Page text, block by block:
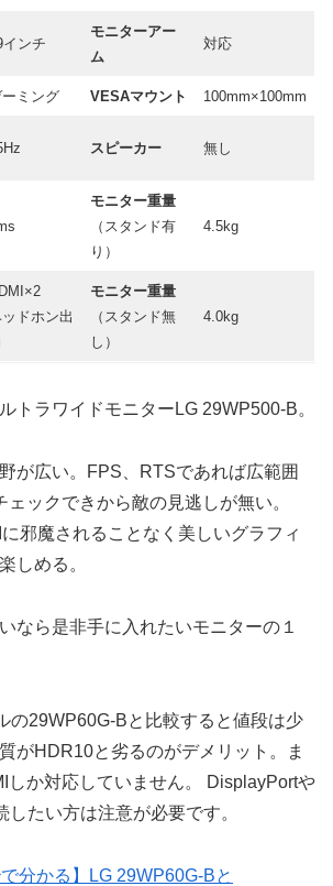
インチ
モニターアー
ム
対応
ミング VESAマウント 100mm×100mm
スピーカー 無し
モニター重量
（スタンド有
り）
4.5kg
ドホン出
モニター重量
（スタンド無
し）
4.0kg
トラワイドモニターLG 29WP500-B。
が広い。FPS、RTSであれば広範囲
ックできから敵の見逃しが無い。
邪魔されることなく美しいグラフィ
しめる。
なら是非手に入れたいモニターの１
の29WP60G-Bと比較すると値段は少
がHDR10と劣るのがデメリット。ま
しか対応していません。 DisplayPortや
したい方は注意が必要です。
で分かる】LG 29WP60G-Bと